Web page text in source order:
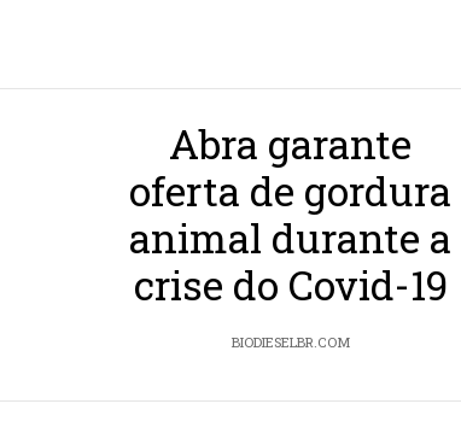
Abra garante
oferta de gordura
animal durante a
crise do Covid-19
BIODIESELBR.COM